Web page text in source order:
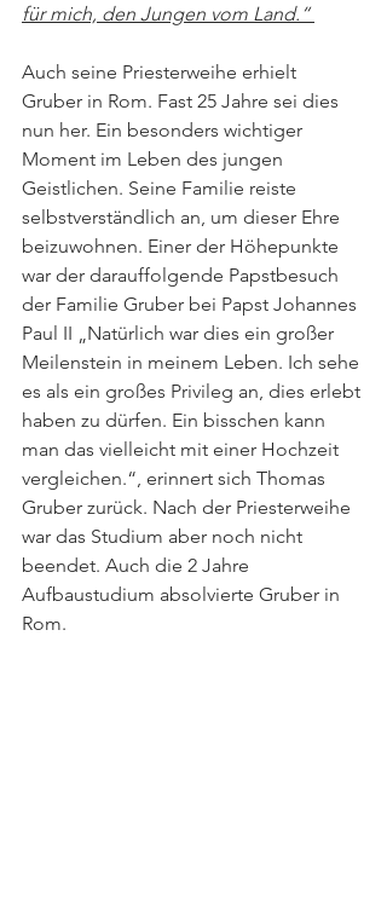
für mich, den Jungen vom Land.“
Auch seine Priesterweihe erhielt
Gruber in Rom. Fast 25 Jahre sei dies
nun her. Ein besonders wichtiger
Moment im Leben des jungen
Geistlichen. Seine Familie reiste
selbstverständlich an, um dieser Ehre
beizuwohnen. Einer der Höhepunkte
war der darauffolgende Papstbesuch
der Familie Gruber bei Papst Johannes
Paul II „Natürlich war dies ein großer
Meilenstein in meinem Leben. Ich sehe
es als ein großes Privileg an, dies erlebt
haben zu dürfen. Ein bisschen kann
man das vielleicht mit einer Hochzeit
vergleichen.“, erinnert sich Thomas
Gruber zurück. Nach der Priesterweihe
war das Studium aber noch nicht
beendet. Auch die 2 Jahre
Aufbaustudium absolvierte Gruber in
Rom.